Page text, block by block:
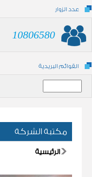
عدد الزوار
10806580
القوائم البريدية
مكتبة الشركة
الرئيسية